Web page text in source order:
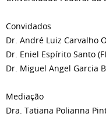
Convidados
Dr. André Luiz Carvalho
Dr. Eniel Espírito Santo
Dr. Miguel Angel Garcia
Mediação
Dra. Tatiana Polianna